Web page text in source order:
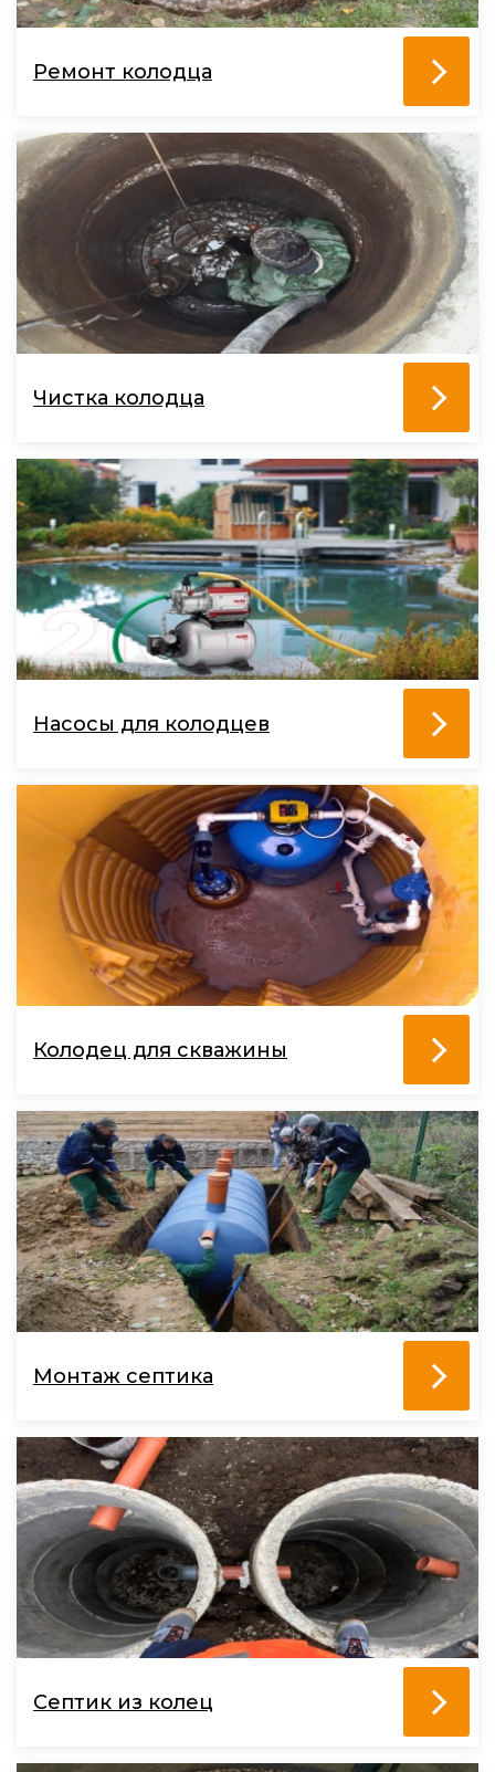
Ремонт колодца
Чистка колодца
Насосы для колодцев
Колодец для скважины
Монтаж септика
Септик из колец